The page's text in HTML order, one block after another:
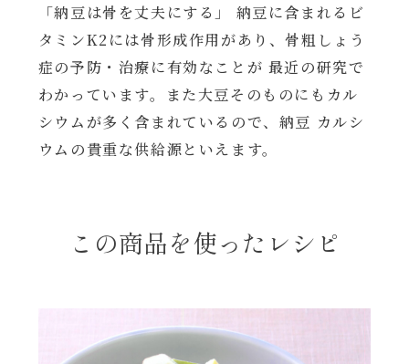
レンジ調理
お子さま
節分
こどもの日
運動会
ハコネーゼ カルボナーラ
ハコネーゼ イカスミ
ハコネーゼ ボンゴレ
ハコネーゼ クリーミーボロネーゼ
「納豆は骨を丈夫にする」 納豆に含まれるビ
タミンK2には骨形成作用があり、骨粗しょう
症の予防・治療に有効なことが 最近の研究で
わかっています。また大豆そのものにもカル
シウムが多く含まれているので、納豆 カルシ
ウムの貴重な供給源といえます。
この商品を使ったレシピ